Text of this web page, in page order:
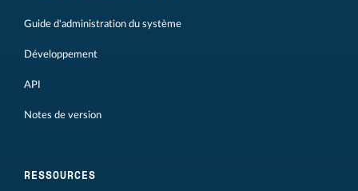
Guide d'administration du système
Développement
API
Notes de version
RESSOURCES